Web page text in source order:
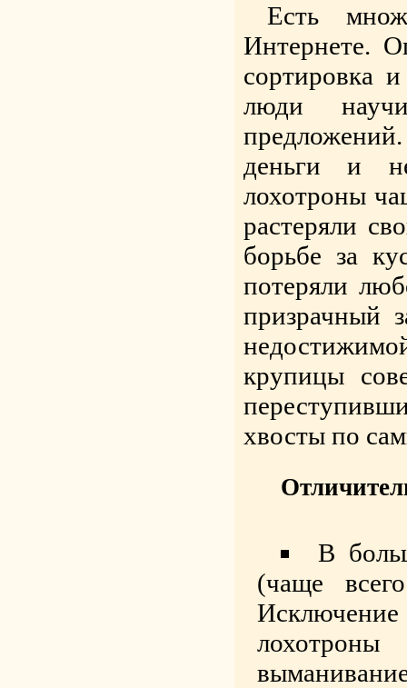
Есть
Интернете.
сортировка
люди
деньги и
лохотроны
растеряли
борьбе за
потеряли
призрачный
крупицы
хвосты по
В
(чаще